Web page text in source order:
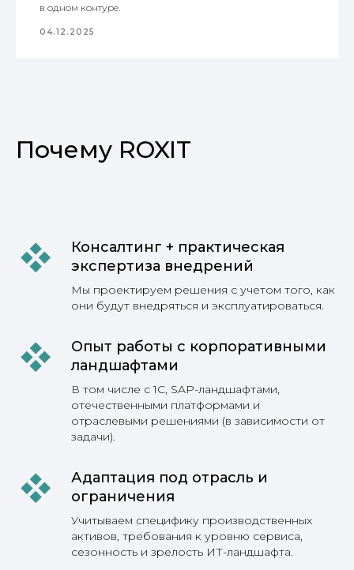
в одном контуре.
04.12.2025
Почему ROXIT
Консалтинг + практическая
экспертиза внедрений
Мы проектируем решения с учетом того, как
они будут внедряться и эксплуатироваться.
Опыт работы с корпоративными
ландшафтами
В том числе с 1С, SAP-ландшафтами,
отечественными платформами и
отраслевыми решениями (в зависимости от
задачи).
Адаптация под отрасль и
ограничения
Учитываем специфику производственных
активов, требования к уровню сервиса,
сезонность и зрелость ИТ-ландшафта.
info@roxit.ru
Есть все для решения ваших задач
Каждое решение, которое предлагаем
Кроме того, мы всегда смотрим шире
нашего продуктового портфеля и
подбираем решения под индивидуальный
нужны дроны-доставщики между городами
или роботы для сортировки семян, то мы их
ИНН 7814841020
ОГРН 1247800069582
ОКВЭД 62.01 Разработка компьютерного
программного обеспечения»